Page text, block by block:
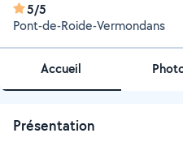
5/5
Pont-de-Roide-Vermondans
Accueil
Présentation